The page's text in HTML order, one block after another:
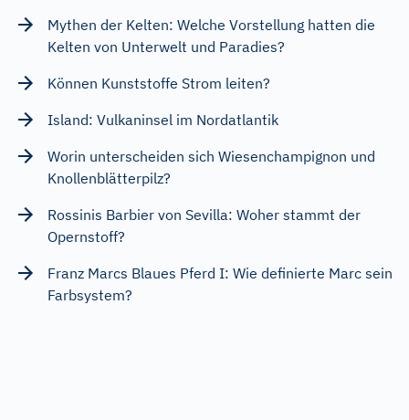
Mythen der Kelten: Welche Vorstellung hatten die
Kelten von Unterwelt und Paradies?
Können Kunststoffe Strom leiten?
Island: Vulkaninsel im Nordatlantik
Worin unterscheiden sich Wiesenchampignon und
Knollenblätterpilz?
Rossinis Barbier von Sevilla: Woher stammt der
Opernstoff?
Franz Marcs Blaues Pferd I: Wie definierte Marc sein
Farbsystem?